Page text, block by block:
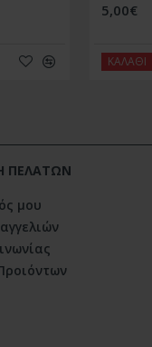
5,00€
ΚΑΛΑΘΙ
ΠΕΛΑΤΩΝ
μου